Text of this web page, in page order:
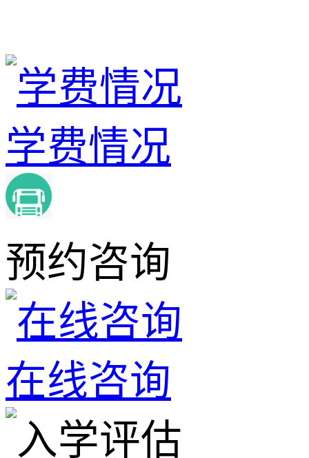
学费情况
预约咨询
在线咨询